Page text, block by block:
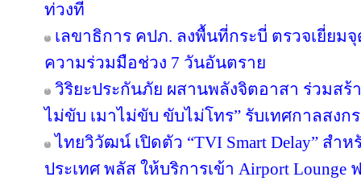
ท่วงที
เลขาธิการ คปภ. ลงพื้นที่กระบี่ ตรวจเยี่ย
ความร่วมมือช่วง 7 วันอันตราย
วิริยะประกันภัย ผสานพลังจิตอาสา ร่วมส
ไม่ขับ เมาไม่ขับ ขับไม่โทร” รับเทศกาลสงก
ไทยวิวัฒน์ เปิดตัว “TVI Smart Delay” สำ
ประเทศ พลัส ให้บริการเข้า Airport